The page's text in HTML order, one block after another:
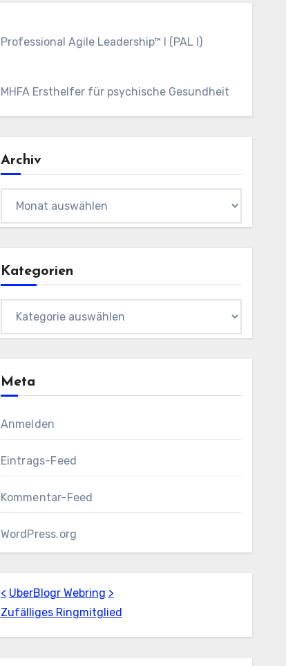
Professional Agile Leadership™ I (PAL I)
MHFA Ersthelfer für psychische Gesundheit
Archiv
Kategorien
Meta
Anmelden
Eintrags-Feed
Kommentar-Feed
WordPress.org
< UberBlogr Webring >
Zufälliges Ringmitglied